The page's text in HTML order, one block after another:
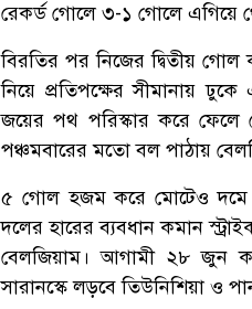
রেকর্ড গোলে ৩-১ গোলে এগিয়ে
বিরতির পর নিজের দ্বিতীয় গোল
নিয়ে প্রতিপক্ষের সীমানায়
জয়ের পথ পরিস্কার করে ফেলে
পঞ্চমবারের মতো বল পাঠায়
৫ গোল হজম করে মোটেও দমে
দলের হারের ব্যবধান কমান
বেলজিয়াম। আগামী ২৮ জুন
সারানস্কে লড়বে তিউনিশিয়া ও